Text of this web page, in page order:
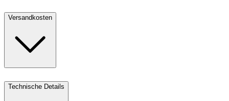
Versandkosten
Technische Details